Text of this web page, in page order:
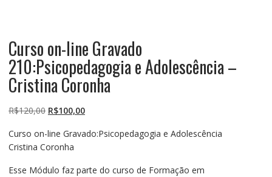
Curso on-line Gravado
210:Psicopedagogia e Adolescência –
Cristina Coronha
R$120,00 O
original
era:
R$100,00O
atual
Curso on-line Gravado:Psicopedagogia e Adolescência
Cristina Coronha
Esse Módulo faz parte do curso de Formação em